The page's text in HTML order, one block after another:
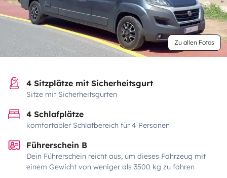
Zu allen Fotos
4 Sitzplätze mit Sicherheitsgurt
Sitze mit Sicherheitsgurten
4 Schlafplätze
komfortabler Schlafbereich für 4 Personen
Führerschein B
Dein Führerschein reicht aus, um dieses Fahrzeug mit
einem Gewicht von weniger als 3500 kg zu fahren